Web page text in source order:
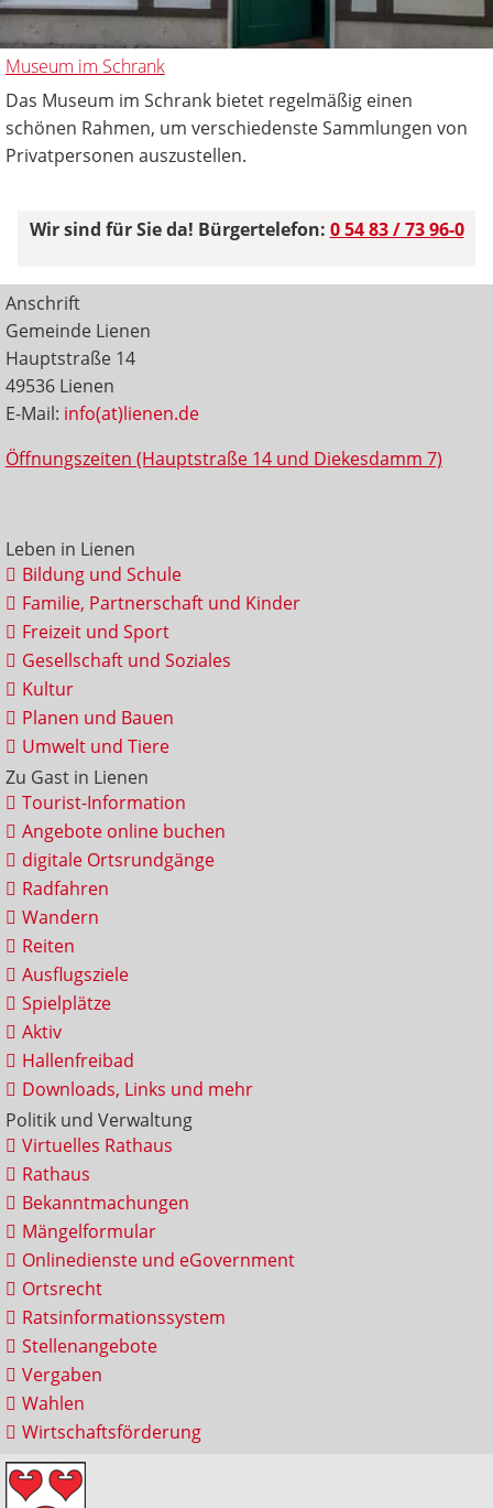
Museum im Schrank
Das Museum im Schrank bietet regelmäßig einen
schönen Rahmen, um verschiedenste Sammlungen von
Privatpersonen auszustellen.
Wir sind für Sie da! Bürgertelefon: 0 54 83 / 73 96-0
Anschrift
Gemeinde Lienen
Hauptstraße 14
49536 Lienen
E-Mail: info(at)lienen.de
Öffnungszeiten (Hauptstraße 14 und Diekesdamm 7)
Leben in Lienen
Bildung und Schule
Familie, Partnerschaft und Kinder
Freizeit und Sport
Gesellschaft und Soziales
Kultur
Planen und Bauen
Umwelt und Tiere
Zu Gast in Lienen
Tourist-Information
Angebote online buchen
digitale Ortsrundgänge
Radfahren
Wandern
Reiten
Ausflugsziele
Spielplätze
Aktiv
Hallenfreibad
Downloads, Links und mehr
Politik und Verwaltung
Virtuelles Rathaus
Rathaus
Bekanntmachungen
Mängelformular
Onlinedienste und eGovernment
Ortsrecht
Ratsinformationssystem
Stellenangebote
Vergaben
Wahlen
Wirtschaftsförderung